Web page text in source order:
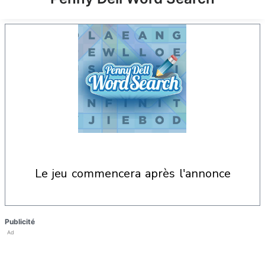
le jeu commencera après l'annonce
Publicité
Ad